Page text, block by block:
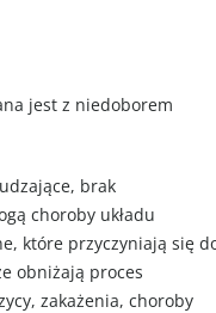
jest z niedoborem
brak
choroby układu
które przyczyniają się
obniżają proces
zakażenia, choroby